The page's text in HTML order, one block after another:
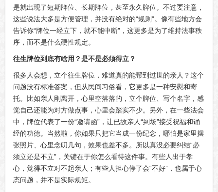
是就出现了短期牌位、长期牌位，甚至永久牌位。不过要注意，
这些说法大多是方便管理，并没有绝对的“规则”。像有些地方会
告诉你“牌位一经立下，就不能中断”，这更多是为了维持法事秩
序，而不是什么硬性规定。
往生牌位到底有啥用？是不是必须得立？
很多人会想，立个往生牌位，难道真的能帮到过世的亲人？这个
问题没有标准答案，但从民间习俗看，它更多是一种安慰和寄
托。比如亲人刚离开，心里空落落的，立个牌位、写个名字，感
觉自己还能为对方做点事，心里会踏实不少。另外，在一些法会
中，牌位代表了一份“邀请函”，让已故亲人“到场”接受祝福和诵
经的功德。当然啦，你如果只把它当成一份纪念，哪怕是家里摆
张照片、心里念叨几句，效果也差不多。所以真没必要纠结“必
须立还是不立”，关键在于你怎么看待这件事。有些人出于孝
心，觉得不立对不起亲人；有些人担心停了会“不好”，也属于心
态问题，并不是实际规矩。